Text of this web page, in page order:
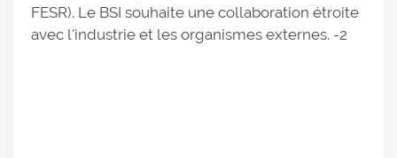
FESR). Le BSI souhaite une collaboration étroite
avec l'industrie et les organismes externes. -2